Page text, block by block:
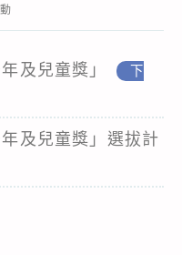
及兒童獎」
下
及兒童獎」選拔計